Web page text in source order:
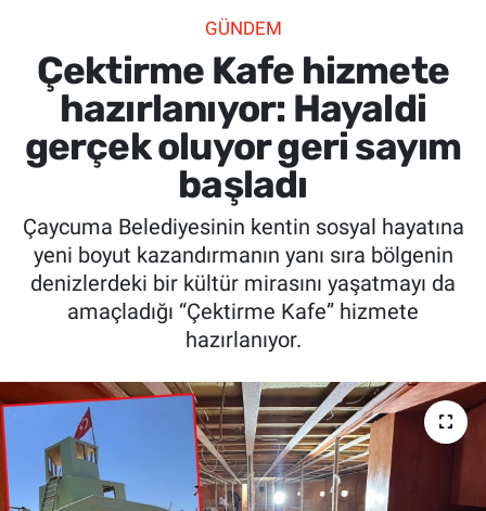
GÜNDEM
Çektirme Kafe hizmete
hazırlanıyor: Hayaldi
gerçek oluyor geri sayım
başladı
Çaycuma Belediyesinin kentin sosyal hayatına
yeni boyut kazandırmanın yanı sıra bölgenin
denizlerdeki bir kültür mirasını yaşatmayı da
amaçladığı “Çektirme Kafe” hizmete
hazırlanıyor.
SPOR
SAĞLIK